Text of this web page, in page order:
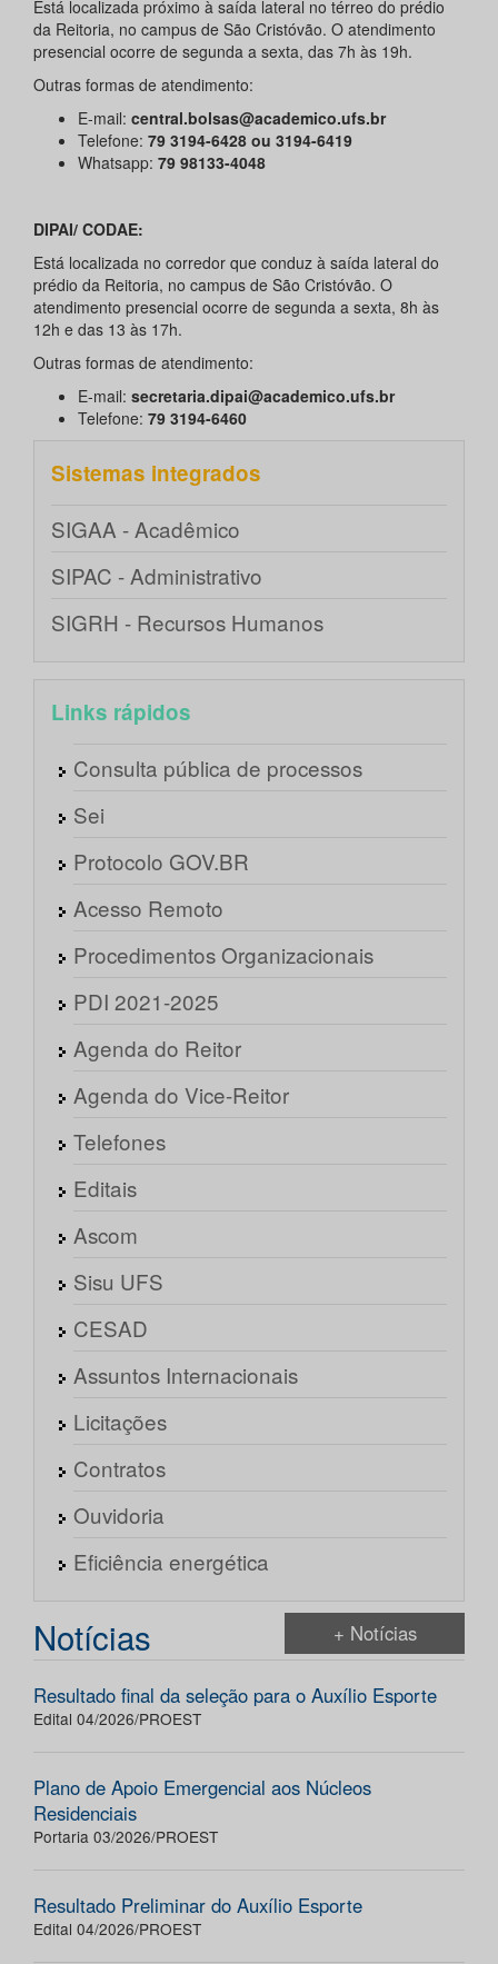
Está localizada próximo à saída lateral no térreo do prédio
da Reitoria, no campus de São Cristóvão. O atendimento
presencial ocorre de segunda a sexta, das 7h às 19h.
Outras formas de atendimento:
E-mail: central.bolsas@academico.ufs.br
Telefone: 79 3194-6428 ou 3194-6419
Whatsapp: 79 98133-4048
DIPAI/ CODAE:
Está localizada no corredor que conduz à saída lateral do
prédio da Reitoria, no campus de São Cristóvão. O
atendimento presencial ocorre de segunda a sexta, 8h às
12h e das 13 às 17h.
Outras formas de atendimento:
E-mail: secretaria.dipai@academico.ufs.br
Telefone: 79 3194-6460
Sistemas integrados
SIGAA - Acadêmico
SIPAC - Administrativo
SIGRH - Recursos Humanos
Links rápidos
Consulta pública de processos
Sei
Protocolo GOV.BR
Acesso Remoto
Procedimentos Organizacionais
PDI 2021-2025
Agenda do Reitor
Agenda do Vice-Reitor
Telefones
Editais
Ascom
Sisu UFS
CESAD
Assuntos Internacionais
Licitações
Contratos
Ouvidoria
Eficiência energética
Notícias + Notícias
Resultado final da seleção para o Auxílio Esporte
Edital 04/2026/PROEST
Plano de Apoio Emergencial aos Núcleos
Residenciais
Portaria 03/2026/PROEST
Resultado Preliminar do Auxílio Esporte
Edital 04/2026/PROEST